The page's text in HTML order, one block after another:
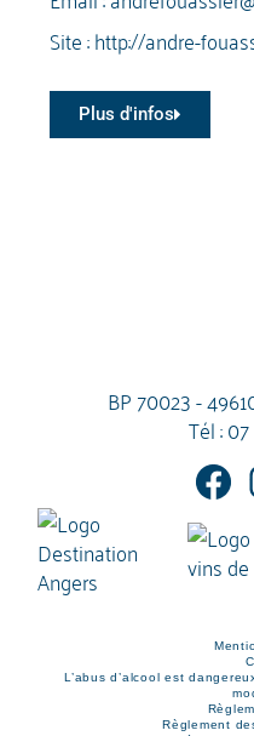
Site :http://andre-
Plus d'infos
BP 70023 -
Tél :
L’abus d’alcool est
Règlement